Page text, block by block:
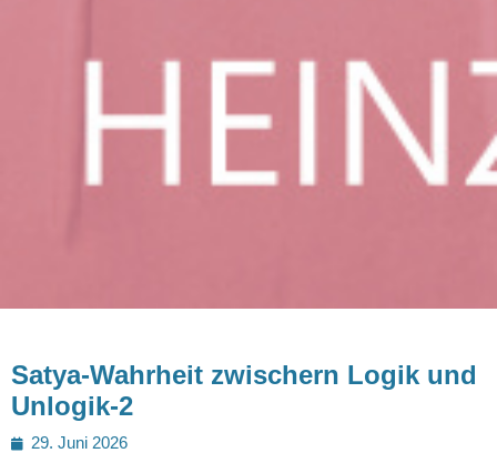
Satya-Wahrheit zwischern Logik und
Unlogik-2
Posted
29. Juni 2026